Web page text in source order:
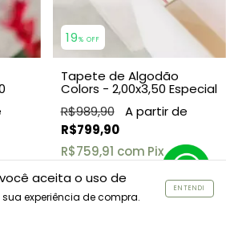
você aceita o uso de
experiência de compra.
ENTENDI
19% OFF
Tapete de Algodão
Colors - 2,00x3,50 Especial
R$989,90
R$799,90
R$759,91 com Pix
6x deR$133,32 sem juros